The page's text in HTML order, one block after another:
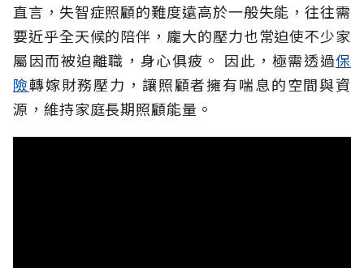
直言，失智症照顧的難度遠高於一般失能，往往需
要近乎全天候的陪伴，龐大的壓力也常迫使不少家
屬因而被迫離職，身心俱疲。 因此，極需透過保
險轉嫁財務壓力，讓照顧者擁有喘息的空間與資
源，維持家庭長期照顧能量。